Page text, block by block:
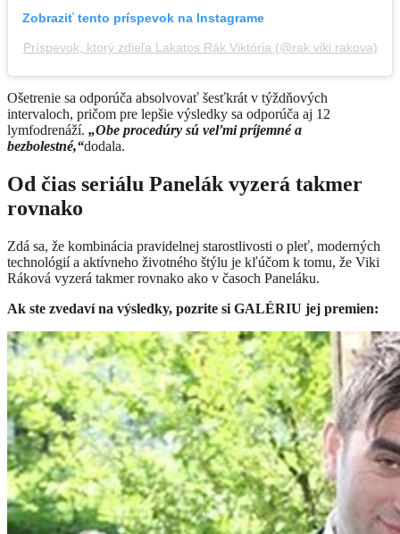
Zobraziť tento príspevok na Instagrame
Príspevok, ktorý zdieľa Lakatos Rák Viktória (@rak.viki.rakova)
Ošetrenie sa odporúča absolvovať šesťkrát v týždňových
intervaloch, pričom pre lepšie výsledky sa odporúča aj 12
lymfodrenáží. „Obe procedúry sú veľmi príjemné a
bezbolestné,“dodala.
Od čias seriálu Panelák vyzerá takmer
rovnako
Zdá sa, že kombinácia pravidelnej starostlivosti o pleť, moderných
technológií a aktívneho životného štýlu je kľúčom k tomu, že Viki
Ráková vyzerá takmer rovnako ako v časoch Paneláku.
Ak ste zvedaví na výsledky, pozrite si GALÉRIU jej premien: